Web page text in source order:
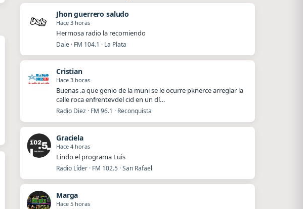
Jhon guerrero saludo
Hace 3 horas
Hermosa radio la recomiendo
Dale · FM 104.1 · La Plata
Cristian
Hace 3 horas
Buenas .a que genio de la muni se le ocurre pknerce arreglar la
calle roca enfrentevdel cid en un dí…
Radio Diez · FM 96.1 · Reconquista
Graciela
Hace 4 horas
Lindo el programa Luis
Radio Líder · FM 102.5 · San Rafael
Marga
Hace 5 horas